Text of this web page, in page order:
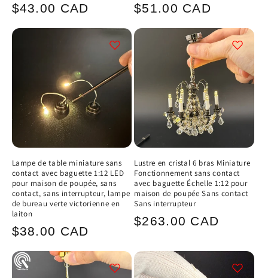
Prix
$43.00 CAD
Prix
$51.00 CAD
Lampe de table miniature sans
contact avec baguette 1:12 LED
pour maison de poupée, sans
contact, sans interrupteur, lampe
de bureau verte victorienne en
laiton
Prix
$38.00 CAD
Lustre en cristal 6 bras Miniature
Fonctionnement sans contact
avec baguette Échelle 1:12 pour
maison de poupée Sans contact
Sans interrupteur
Prix
$263.00 CAD